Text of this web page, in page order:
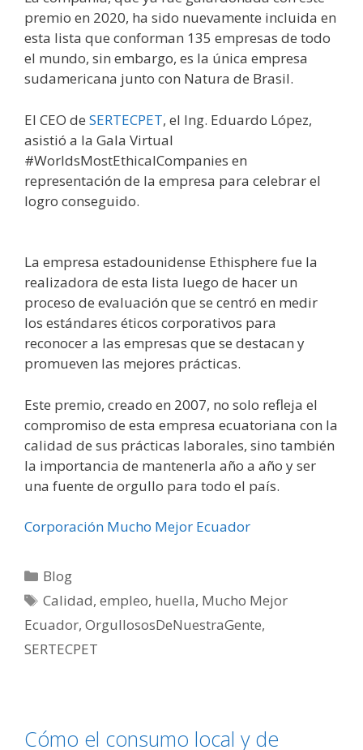
premio en 2020, ha sido nuevamente incluida en
esta lista que conforman 135 empresas de todo
el mundo, sin embargo, es la única empresa
sudamericana junto con Natura de Brasil.
El CEO de SERTECPET, el Ing. Eduardo López,
asistió a la Gala Virtual
#WorldsMostEthicalCompanies en
representación de la empresa para celebrar el
logro conseguido.
La empresa estadounidense Ethisphere fue la
realizadora de esta lista luego de hacer un
proceso de evaluación que se centró en medir
los estándares éticos corporativos para
reconocer a las empresas que se destacan y
promueven las mejores prácticas.
Este premio, creado en 2007, no solo refleja el
compromiso de esta empresa ecuatoriana con la
calidad de sus prácticas laborales, sino también
la importancia de mantenerla año a año y ser
una fuente de orgullo para todo el país.
Corporación Mucho Mejor Ecuador
Blog
Calidad,empleo, huella, Mucho Mejor
Ecuador, OrgullososDeNuestraGente,
SERTECPET
Cómo el consumo local y de